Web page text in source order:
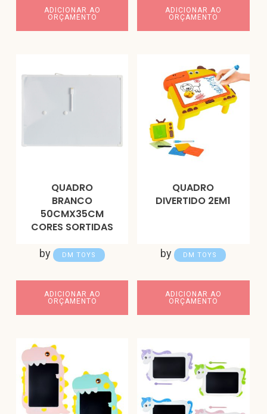
ADICIONAR AO
ORÇAMENTO
ADICIONAR AO
ORÇAMENTO
QUADRO
BRANCO
50CMX35CM
CORES SORTIDAS
by DM TOYS
ADICIONAR AO
ORÇAMENTO
QUADRO
DIVERTIDO 2EM1
by DM TOYS
ADICIONAR AO
ORÇAMENTO